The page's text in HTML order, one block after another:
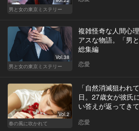
男と女の東京ミステリー
Vol.38
男と女の東京ミステリー
複雑怪奇な人間心
アスな物語。「男
総集編
恋愛
Vol.2
春の風に吹かれて
「自然消滅狙われ
日。27歳女が彼氏
い答えが返ってきて
恋愛